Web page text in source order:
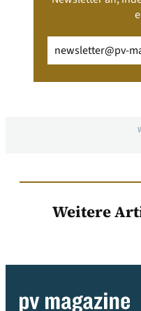
(erforderlich)
Weitere